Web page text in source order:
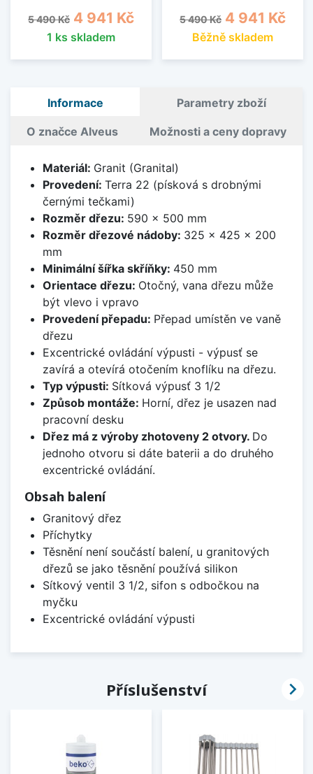
Běžná cena
5 490 Kč Cena
4 941 Kč
1 ks skladem
Běžná cena
5 490 Kč Cena
4 941 Kč
Běžně skladem
Informace Parametry zboží
O značce Alveus Možnosti a ceny dopravy
Materiál: Granit (Granital)
Provedení: Terra 22 (písková s drobnými
černými tečkami)
Rozměr dřezu: 590 x 500 mm
Rozměr dřezové nádoby: 325 x 425 x 200
mm
Minimální šířka skříňky: 450 mm
Orientace dřezu: Otočný, vana dřezu může
být vlevo i vpravo
Provedení přepadu: Přepad umístěn ve vaně
dřezu
Excentrické ovládání výpusti - výpusť se
zavírá a otevírá otočením knoflíku na dřezu.
Typ výpusti: Sítková výpusť 3 1/2
Způsob montáže: Horní, dřez je usazen nad
pracovní desku
Dřez má z výroby zhotoveny 2 otvory. Do
jednoho otvoru si dáte baterii a do druhého
excentrické ovládání.
Obsah balení
Granitový dřez
Příchytky
Těsnění není součástí balení, u granitových
dřezů se jako těsnění používá silikon
Sítkový ventil 3 1/2, sifon s odbočkou na
myčku
Excentrické ovládání výpusti
Příslušenství 